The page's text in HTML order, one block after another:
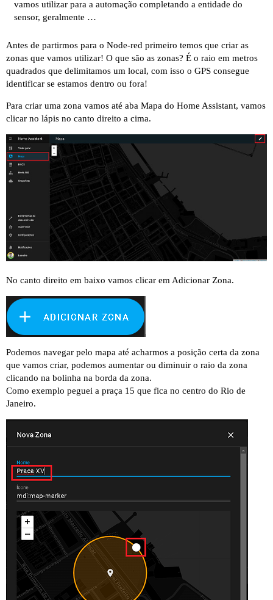
vamos utilizar para a automação completando a entidade do
sensor, geralmente …
Antes de partirmos para o Node-red primeiro temos que criar as
zonas que vamos utilizar! O que são as zonas? É o raio em metros
quadrados que delimitamos um local, com isso o GPS consegue
identificar se estamos dentro ou fora!
Para criar uma zona vamos até aba Mapa do Home Assistant, vamos
clicar no lápis no canto direito a cima.
No canto direito em baixo vamos clicar em Adicionar Zona.
Podemos navegar pelo mapa até acharmos a posição certa da zona
que vamos criar, podemos aumentar ou diminuir o raio da zona
clicando na bolinha na borda da zona.
Como exemplo peguei a praça 15 que fica no centro do Rio de
Janeiro.